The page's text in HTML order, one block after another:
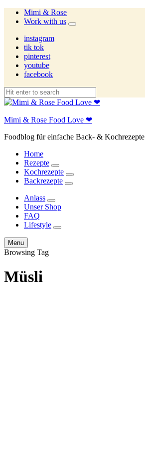
Mimi & Rose
Work with us
expand
instagram
tik tok
pinterest
youtube
facebook
Mimi & Rose Food Love ❤
Foodblog für einfache Back- & Kochrezepte
Home
Rezepte
expand
child
menu
Kochrezepte
expand
child
Backrezepte
expand
Anlass
expand
child
Unser Shop
FAQ
Lifestyle
expand
Search
Menu
Browsing Tag
Müsli